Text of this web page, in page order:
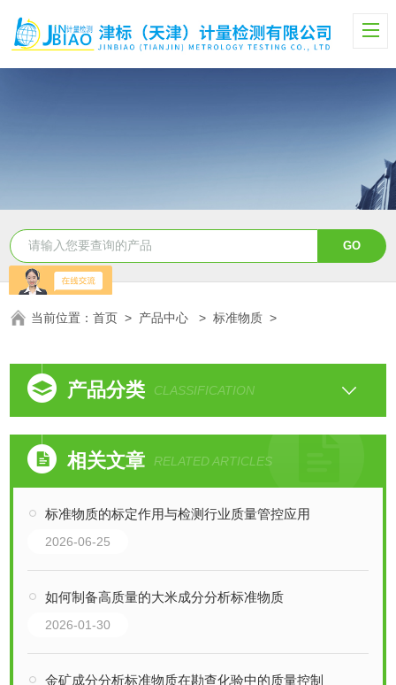
当前位置：首页 > 产品中心 >标准物质 >
产品分类 CLASSIFICATION
相关文章 RELATED ARTICLES
标准物质的标定作用与检测行业质量管控应用
2026-06-25
如何制备高质量的大米成分分析标准物质
2026-01-30
金矿成分分析标准物质在勘查化验中的质量控制